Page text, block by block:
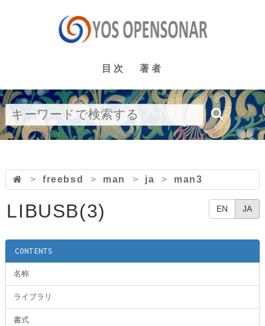
目次 著者
> freebsd > man > ja > man3
EN JA
LIBUSB(3)
CONTENTS
名称
ライブラリ
書式